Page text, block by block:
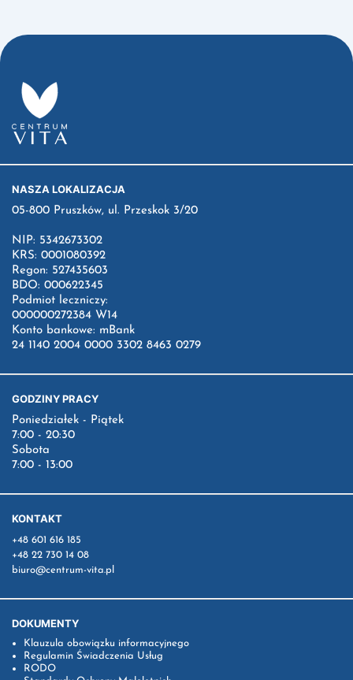
NASZA LOKALIZACJA
05-800 Pruszków, ul. Przeskok 3/20
NIP: 5342673302
KRS: 0001080392
Regon: 527435603
BDO: 000622345
Podmiot leczniczy:
000000272384 W14
Konto bankowe: mBank
24 1140 2004 0000 3302 8463 0279
GODZINY PRACY
Poniedziałek - Piątek
7:00 - 20:30
Sobota
7:00 - 13:00
KONTAKT
+48 601 616 185
+48 22 730 14 08
biuro@centrum-vita.pl
DOKUMENTY
Klauzula obowiązku informacyjnego
Regulamin Świadczenia Usług
RODO